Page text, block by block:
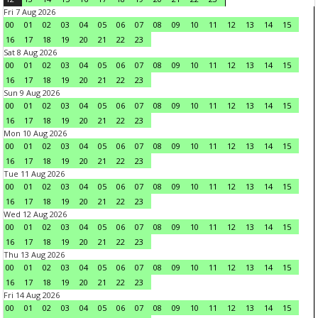
Fri 7 Aug 2026
00
01 02 03 04 05 06 07 08 09 10 11 12 13 14
15
16
17 18 19 20 21 22
23
Sat 8 Aug 2026
00
01 02 03 04 05 06 07 08 09 10 11 12 13 14
15
16
17 18 19 20 21 22
23
Sun 9 Aug 2026
00
01 02 03 04 05 06 07 08 09 10 11 12 13 14
15
16
17 18 19 20 21 22
23
Mon 10 Aug 2026
00
01 02 03 04 05 06 07 08 09 10 11 12 13 14
15
16
17 18 19 20 21 22
23
Tue 11 Aug 2026
00
01 02 03 04 05 06 07 08 09 10 11 12 13 14
15
16
17 18 19 20 21 22
23
Wed 12 Aug 2026
00
01 02 03 04 05 06 07 08 09 10 11 12 13 14
15
16
17 18 19 20 21 22
23
Thu 13 Aug 2026
00
01 02 03 04 05 06 07 08 09 10 11 12 13 14
15
16
17 18 19 20 21 22
23
Fri 14 Aug 2026
00
01 02 03 04 05 06 07 08 09 10 11 12 13 14
15